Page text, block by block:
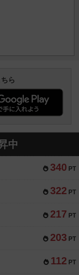
ら
中
340 PT
322 PT
217 PT
203 PT
112 PT